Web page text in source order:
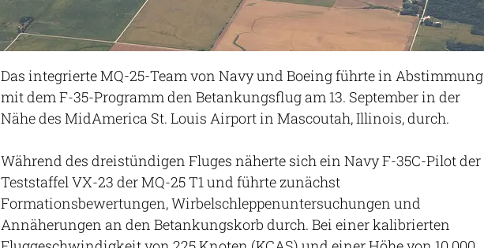
Das integrierte MQ-25-Team von Navy und Boeing führte in Abstimmung
mit dem F-35-Programm den Betankungsflug am 13. September in der
Nähe des MidAmerica St. Louis Airport in Mascoutah, Illinois, durch.
Während des dreistündigen Fluges näherte sich ein Navy F-35C-Pilot der
Teststaffel VX-23 der MQ-25 T1 und führte zunächst
Formationsbewertungen, Wirbelschleppenuntersuchungen und
Annäherungen an den Betankungskorb durch. Bei einer kalibrierten